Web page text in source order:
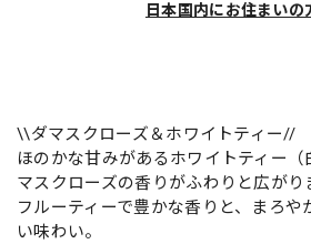
日本国内にお住まいの
\\ダマスクローズ＆ホワイトティー//
ほのかな甘みがあるホワイトティー
マスクローズの香りがふわりと広がり
フルーティーで豊かな香りと、まろや
い味わい。